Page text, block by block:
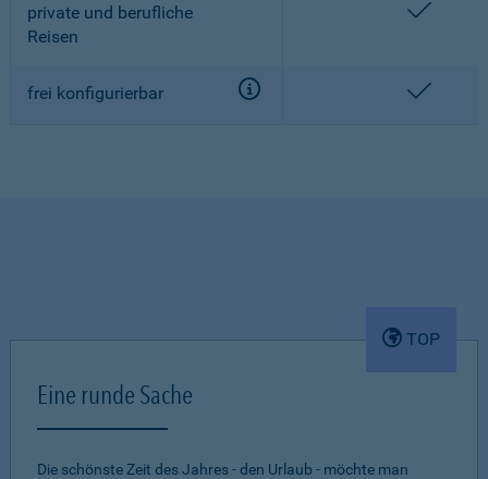
private und berufliche
Reisen
frei konfigurierbar
TOP
Eine runde Sache
Die schönste Zeit des Jahres - den Urlaub - möchte man